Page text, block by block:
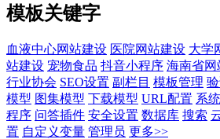
模板关键字
血液中心网站建设 医院网站建设 大学
站建设 宠物食品 抖音小程序 海南省网
行业协会 SEO设置 副栏目 模板管理
模型 图集模型 下载模型 URL配置 系
程序 问答插件 安全设置 数据库 搜索
置 自定义变量 管理员 更多>>